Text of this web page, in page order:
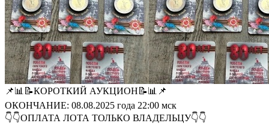
📌📊📝КОРОТКИЙ АУКЦИОН📝📊📌
ОКОНЧАНИЕ: 08.08.2025 года 22:00 мск
👇👇ОПЛАТА ЛОТА ТОЛЬКО ВЛАДЕЛЬЦУ👇👇